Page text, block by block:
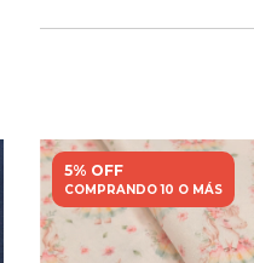
5% OFF
COMPRANDO 10 O MÁS